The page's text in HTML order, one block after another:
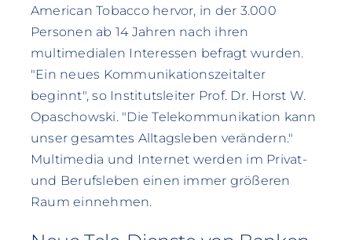
American Tobacco hervor, in der 3.000
Personen ab 14 Jahren nach ihren
multimedialen Interessen befragt wurden.
"Ein neues Kommunikationszeitalter
beginnt", so Institutsleiter Prof. Dr. Horst W.
Opaschowski. "Die Telekommunikation kann
unser gesamtes Alltagsleben verändern."
Multimedia und Internet werden im Privat-
und Berufsleben einen immer größeren
Raum einnehmen.